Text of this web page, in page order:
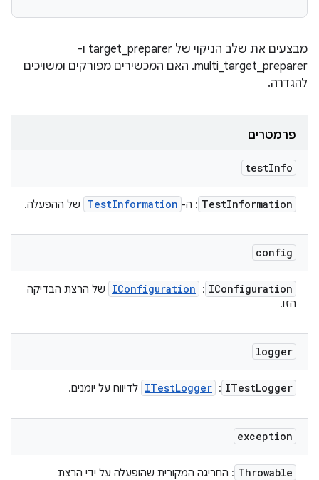
מבצעים את שלב הניקוי של target_preparer ו-
multi_target_preparer. האם המכשירים מפורקים ומשויכים
להגדרה.
פרמטרים
testInfo
TestInformation : ה- TestInformation של ההפעלה.
config
IConfiguration
:
IConfiguration
של הרצת הבדיקה
הזו.
logger
ITestLogger
:
ITestLogger לדיווח על יומנים.
exception
Throwable : החריגה המקורית שהופעלה על ידי הרצת